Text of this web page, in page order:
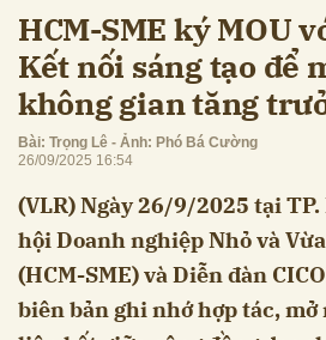
HCM-SME ký MOU
Kết nối sáng tạo để
không gian tăng
Bài: Trọng Lê - Ảnh: Phó Bá Cường
26/09/2025 16:54
(VLR) Ngày 26/9/2025 tại
hội Doanh nghiệp Nhỏ và
(HCM-SME) và Diễn đàn
biên bản ghi nhớ hợp tác,